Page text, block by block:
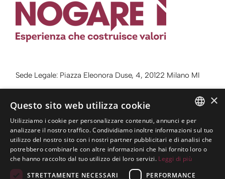
Sede Legale: Piazza Eleonora Duse, 4, 20122 Milano MI
Sede Operativa: Via Benedetto Giovanelli, 23, 38122
Trento TN
Telefono:0461 984100
Email:info@dallenogare.it
ITALIAN
ENGLISH
×
Questo sito web utilizza cookie
Utilizziamo i cookie per personalizzare contenuti, annunci e per
analizzare il nostro traffico. Condividiamo inoltre informazioni sul tuo
utilizzo del nostro sito con i nostri partner pubblicitari e di analisi che
potrebbero combinarle con altre informazioni che hai fornito loro o
che hanno raccolto dal tuo utilizzo dei loro servizi. Leggi di più
STRETTAMENTE NECESSARI
PERFORMANCE